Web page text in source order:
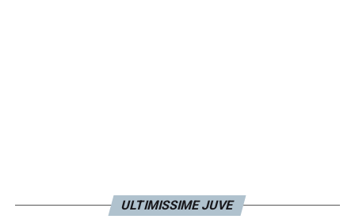
ULTIMISSIME JUVE